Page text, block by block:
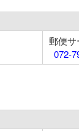
郵便サ
072-